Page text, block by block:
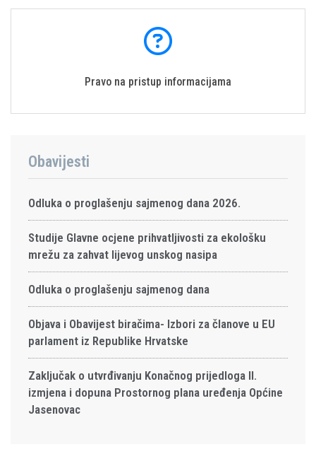
Pravo na pristup informacijama
Obavijesti
Odluka o proglašenju sajmenog dana 2026.
Studije Glavne ocjene prihvatljivosti za ekološku
mrežu za zahvat lijevog unskog nasipa
Odluka o proglašenju sajmenog dana
Objava i Obavijest biračima- Izbori za članove u EU
parlament iz Republike Hrvatske
Zaključak o utvrđivanju Konačnog prijedloga II.
izmjena i dopuna Prostornog plana uređenja Općine
Jasenovac